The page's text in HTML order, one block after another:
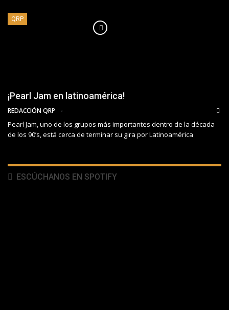
QRP
¡Pearl Jam en latinoamérica!
REDACCIÓN QRP
Pearl Jam, uno de los grupos más importantes dentro de la década
de los 90’s, está cerca de terminar su gira por Latinoamérica
ESCÚCHANOS EN SPOTIFY